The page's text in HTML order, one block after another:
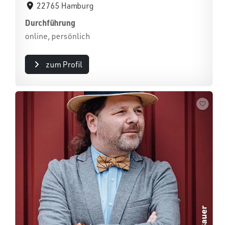
22765 Hamburg
Durchführung
online, persönlich
zum Profil